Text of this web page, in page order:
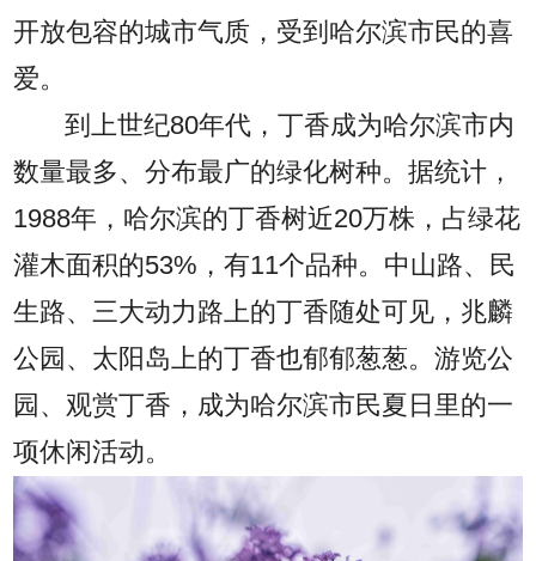
开放包容的城市气质，受到哈尔滨市民的喜
爱。
到上世纪80年代，丁香成为哈尔滨市内
数量最多、分布最广的绿化树种。据统计，
1988年，哈尔滨的丁香树近20万株，占绿花
灌木面积的53%，有11个品种。中山路、民
生路、三大动力路上的丁香随处可见，兆麟
公园、太阳岛上的丁香也郁郁葱葱。游览公
园、观赏丁香，成为哈尔滨市民夏日里的一
项休闲活动。